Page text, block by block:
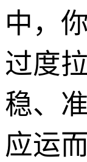
中，
过度
稳、
应运